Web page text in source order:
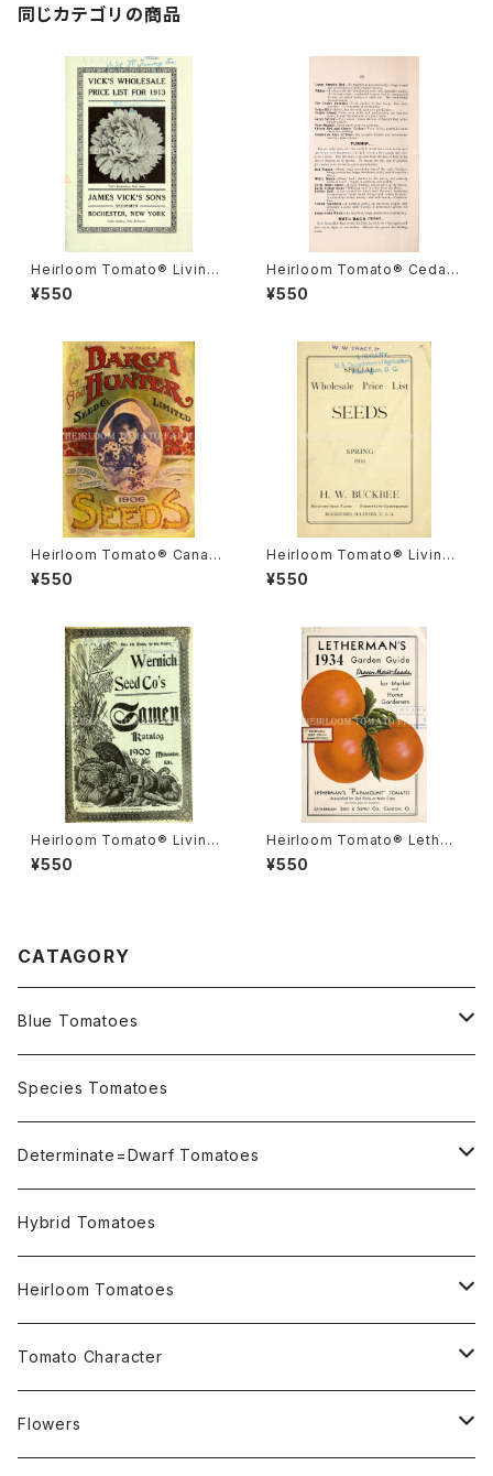
同じカテゴリの商品
Heirloom Tomato® Livings
ton's Crimson Globe エアル
ーム・トマト・リビングストンズ・
¥550
Heirloom Tomato® Cedar
Hill エアルーム・トマト・セダー・
ヒル
¥550
Heirloom Tomato® Canad
a Pride エアルーム・トマト・カ
ナダ・プライド
¥550
Heirloom Tomato® Livings
ton's Crimson Cushion エア
ルーム・トマト・リビングストン
¥550
Heirloom Tomato® Livings
ton's Boufommenheir エア
ルーム・トマト・リビングストン
¥550
Heirloom Tomato® Lether
mans' Paramount エアルー
ム・トマト・レサーマンズ・パラマ
¥550
CATAGORY
Blue Tomatoes
OSU INDIGO Series
Not OSU Blue Tomatoes
Species Tomatoes
Determinate=Dwarf Tomatoes
Micro Determinate 10cm~30cm
Small Determinate 30cm~50cm
Medium Determinate 50~100cm
Large Determinate 100~150cm
Hybrid Tomatoes
Heirloom Tomatoes
Amber Heirloom Tomatoes
Bi-Color Heirloom Tomatoes
Tomato Character
Culinary Uses
Flowers